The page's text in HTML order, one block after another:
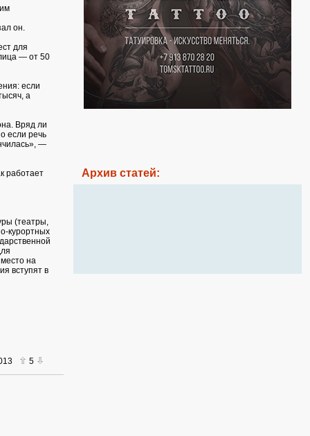
он.
для
— от 50
если
а
Вряд ли
если речь
—
работает
(театры,
курортных
на
вступят в
5
Архив статей: